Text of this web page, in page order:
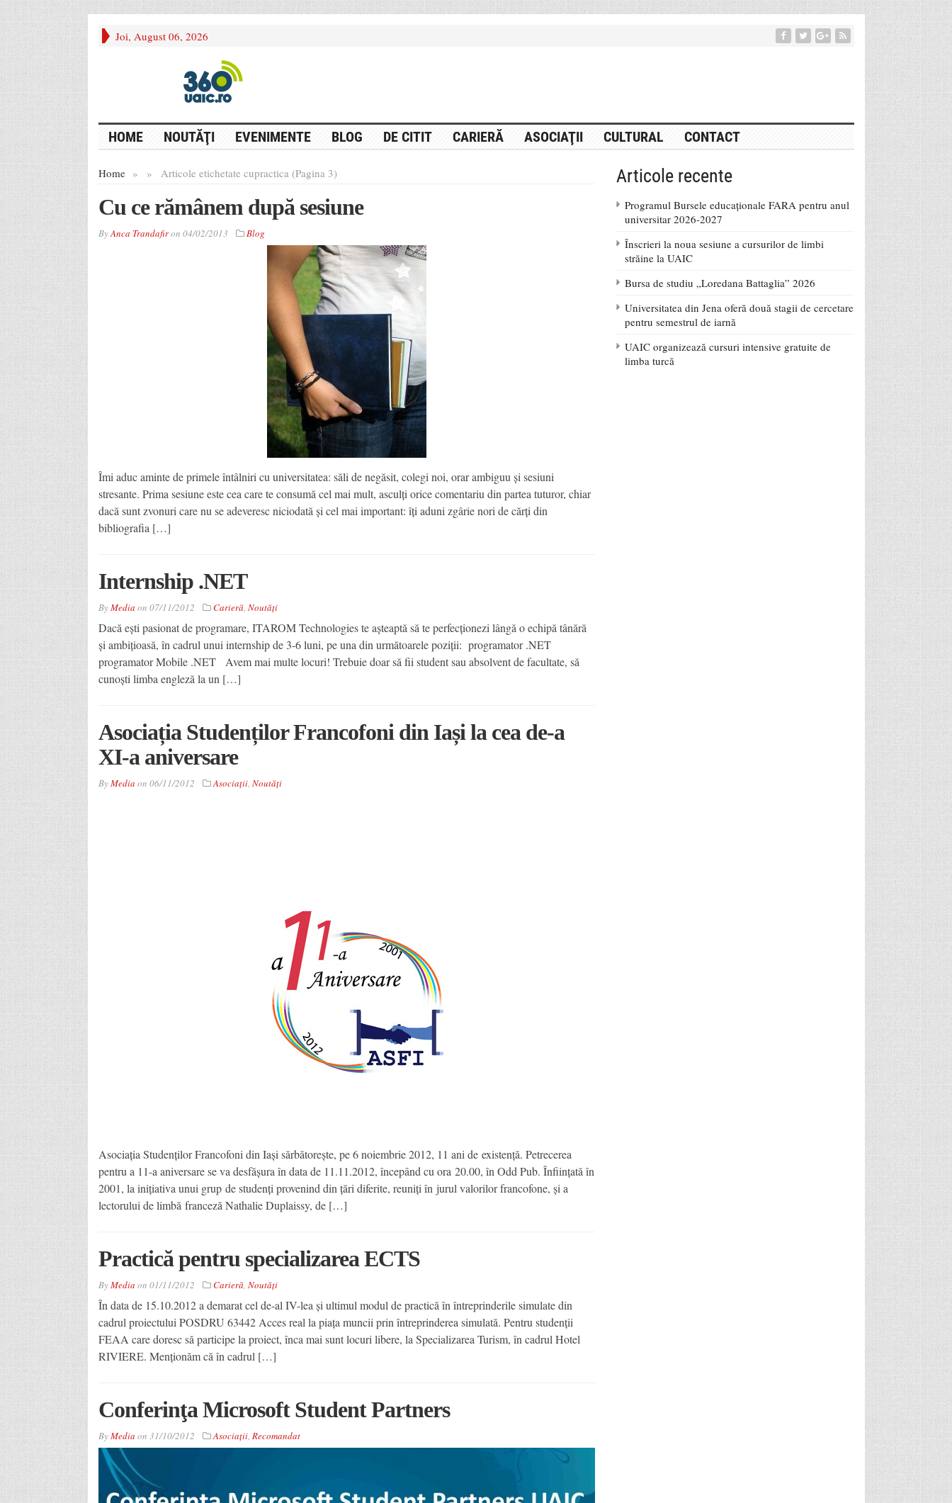
Joi, August 06, 2026
HOME NOUTĂŢI EVENIMENTE BLOG DE CITIT CARIERĂ ASOCIAŢII CULTURAL CONTACT
Home » Articole etichetate cu
» practica (Pagina 3)
Cu ce rămânem după sesiune
ByAnca Trandafiron 04/02/2013 Blog
Îmi aduc aminte de primele întâlniri cu universitatea: săli de negăsit, colegi noi, orar ambiguu și sesiuni
stresante. Prima sesiune este cea care te consumă cel mai mult, asculți orice comentariu din partea tuturor, chiar
dacă sunt zvonuri care nu se adeveresc niciodată și cel mai important: îți aduni zgârie nori de cărți din
bibliografia […]
Internship .NET
ByMedia on 07/11/2012 Carieră, Noutăţi
Dacă ești pasionat de programare, ITAROM Technologies te așteaptă să te perfecționezi lângă o echipă tânără
și ambițioasă, în cadrul unui internship de 3-6 luni, pe una din următoarele poziții: programator .NET
programator Mobile .NET Avem mai multe locuri! Trebuie doar să fii student sau absolvent de facultate, să
cunoști limba engleză la un […]
Asociația Studenților Francofoni din Iași la cea de-a
XI-a aniversare
ByMedia on 06/11/2012 Asociaţii, Noutăţi
Asociația Studenților Francofoni din Iași sărbătorește, pe 6 noiembrie 2012, 11 ani de existență. Petrecerea
pentru a 11-a aniversare se va desfășura în data de 11.11.2012, începând cu ora 20.00, în Odd Pub. Înfiinţată în
2001, la inițiativa unui grup de studenți provenind din țări diferite, reuniți în jurul valorilor francofone, și a
lectorului de limbă franceză Nathalie Duplaissy, de […]
Practică pentru specializarea ECTS
ByMedia on 01/11/2012 Carieră, Noutăţi
În data de 15.10.2012 a demarat cel de-al IV-lea şi ultimul modul de practică în întreprinderile simulate din
cadrul proiectului POSDRU 63442 Acces real la piaţa muncii prin întreprinderea simulată. Pentru studenţii
FEAA care doresc să participe la proiect, înca mai sunt locuri libere, la Specializarea Turism, în cadrul Hotel
RIVIERE. Menţionăm că în cadrul […]
Conferinţa Microsoft Student Partners
ByMedia on 31/10/2012 Asociaţii, Recomandat
Articole recente
Programul Bursele educaționale FARA pentru anul
universitar 2026-2027
Înscrieri la noua sesiune a cursurilor de limbi
străine la UAIC
Bursa de studiu „Loredana Battaglia” 2026
Universitatea din Jena oferă două stagii de cercetare
pentru semestrul de iarnă
UAIC organizează cursuri intensive gratuite de
limba turcă